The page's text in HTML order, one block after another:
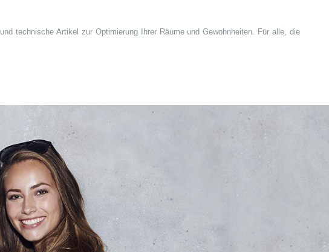
und technische Artikel zur Optimierung Ihrer Räume und Gewohnheiten. Für alle, die